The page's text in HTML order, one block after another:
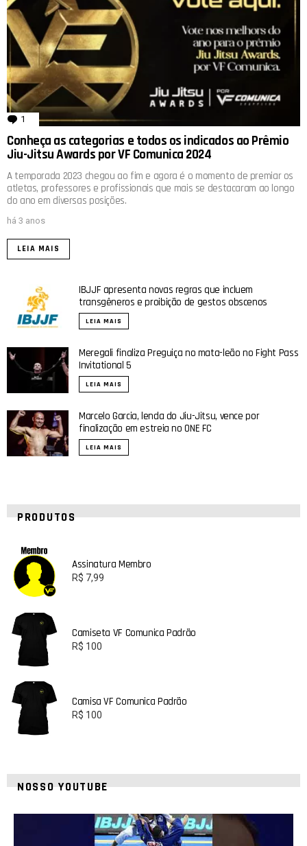
1 comentário
Conheça as categorias e todos os indicados ao Prêmio
Jiu-Jitsu Awards por VF Comunica 2024
A temporada 2023 chegou ao fim e agora é o momento de premiar os
atletas, professores e profissionais que mais se destacaram ao longo
do ano em diversas posições.
há 3 anos
LEIA MAIS
IBJJF apresenta novas regras que incluem
transgêneros e proibição de gestos obscenos
LEIA MAIS
Meregali finaliza Preguiça no mata-leão no Fight Pass
Invitational 5
LEIA MAIS
Marcelo Garcia, lenda do Jiu-Jitsu, vence por
finalização em estreia no ONE FC
LEIA MAIS
PRODUTOS
Assinatura Membro
R$ 7,99
Camiseta VF Comunica Padrão
R$ 100
Camisa VF Comunica Padrão
R$ 100
NOSSO YOUTUBE